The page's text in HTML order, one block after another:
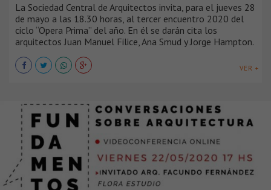
La Sociedad Central de Arquitectos invita, para el jueves 28
de mayo a las 18.30 horas, al tercer encuentro 2020 del
ciclo “Opera Prima” del año. En él se darán cita los
arquitectos Juan Manuel Filice, Ana Smud y Jorge Hampton.
VER +